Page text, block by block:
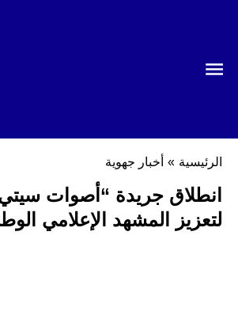
الرئيسية » أخبار جهوية
انطلاق جريدة “أصوات سيتي”
لتعزيز المشهد الإعلامي